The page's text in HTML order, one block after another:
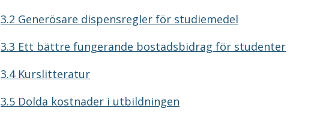
3.2 Generösare dispensregler för studiemedel
3.3 Ett bättre fungerande bostadsbidrag för studenter
3.4 Kurslitteratur
3.5 Dolda kostnader i utbildningen